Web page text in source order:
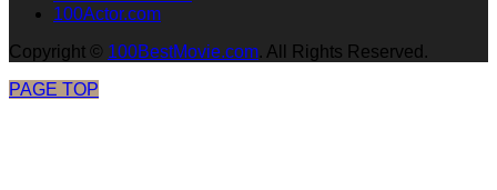
100Actor.com
Copyright © 100BestMovie.com. All Rights Reserved.
PAGE TOP